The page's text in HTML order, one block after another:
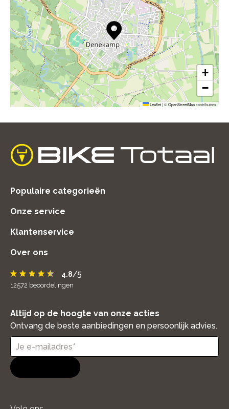
+
−
Leaflet|©OpenStreetMapcontributors
Populaire categorieën
Onze service
Klantenservice
Over ons
4.8/5
12572 beoordelingen
Altijd op de hoogte van onze acties
Ontvang de beste aanbiedingen en persoonlijk advies.